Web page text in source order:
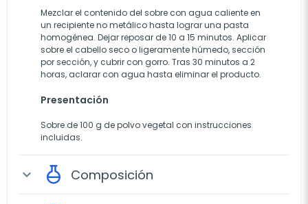
Mezclar el contenido del sobre con agua caliente en
un recipiente no metálico hasta lograr una pasta
homogénea. Dejar reposar de 10 a 15 minutos. Aplicar
sobre el cabello seco o ligeramente húmedo, sección
por sección, y cubrir con gorro. Tras 30 minutos a 2
horas, aclarar con agua hasta eliminar el producto.
Presentación
Sobre de 100 g de polvo vegetal con instrucciones
incluidas.
expand_more Composición